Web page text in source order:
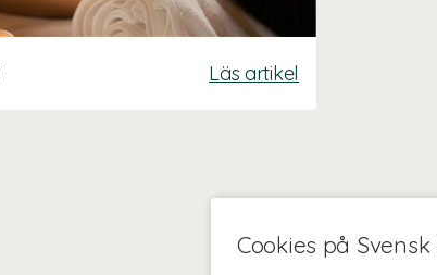
Cookies på
Läs artikel